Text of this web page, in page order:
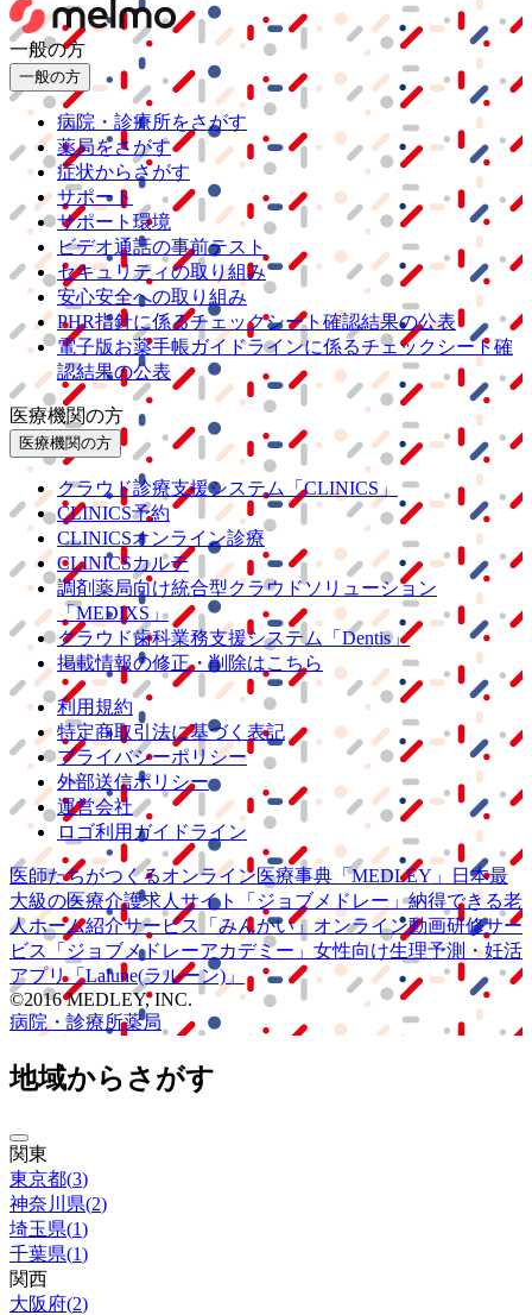
一般の方
一般の方
病院・診療所をさがす
薬局をさがす
症状からさがす
サポート
サポート環境
ビデオ通話の事前テスト
セキュリティの取り組み
安心安全への取り組み
PHR指針に係るチェックシート確認結果の公表
電子版お薬手帳ガイドラインに係るチェックシート確
認結果の公表
医療機関の方
医療機関の方
クラウド診療支援システム
「CLINICS」
CLINICS予約
CLINICSオンライン診療
CLINICSカルテ
調剤薬局向け統合型クラウドソリューション
「MEDIXS」
クラウド歯科業務支援システム
「Dentis」
掲載情報の修正・削除はこちら
利用規約
特定商取引法に基づく表記
プライバシーポリシー
外部送信ポリシー
運営会社
ロゴ利用ガイドライン
医師たちがつくるオンライン医療事典 「MEDLEY」
日本最
大級の医療介護求人サイト 「ジョブメドレー」納得できる老
人ホーム紹介サービス
「みんかい」 オンライン動画研修サー
ビス
「ジョブメドレーアカデミー」 女性向け生理予測・妊活
アプリ「Lalune(ラルーン)」
©2016 MEDLEY, INC.
病院・診療所薬局
地域からさがす
関東
東京都(3)
神奈川県(2)
埼玉県(1)
千葉県(1)
関西
大阪府(2)